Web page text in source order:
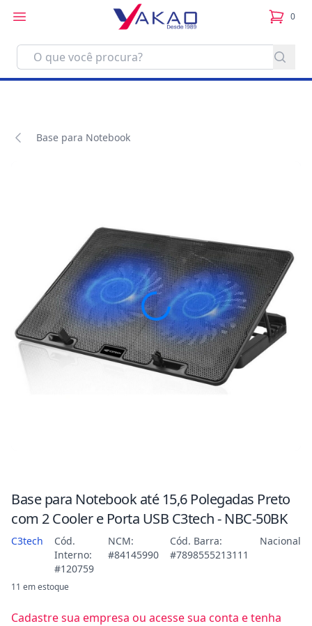
0
itens
Base para Notebook
Base para Notebook até 15,6 Polegadas Preto
com 2 Cooler e Porta USB C3tech - NBC-50BK
C3tech
Cód.
Interno:
#120759
NCM:
#84145990
Cód. Barra:
#7898555213111
Nacional
11 em estoque
Cadastre sua empresa ou acesse sua conta e tenha